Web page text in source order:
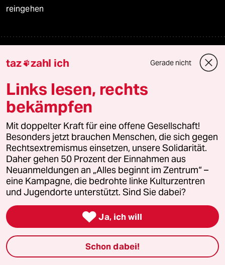
reingehen
team zukunft
taz frisch
taz zahl ich
taz lab Infobrief
Veranstaltungen
Demnächst
Vor Ort
taz zahl ich Gerade nicht
Links lesen, rechts
bekämpfen
Mit doppelter Kraft für eine offene Gesellschaft!
Besonders jetzt brauchen Menschen, die sich gegen
Rechtsextremismus einsetzen, unsere Solidarität.
Daher gehen 50 Prozent der Einnahmen aus
Neuanmeldungen an „Alles beginnt im Zentrum“ –
eine Kampagne, die bedrohte linke Kulturzentren
und Jugendorte unterstützt. Sind Sie dabei?
 Ja, ich will
Schon dabei!